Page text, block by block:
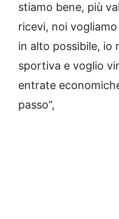
stiamo bene, più
ricevi, noi
in alto possibile, io
sportiva e voglio
entrate
passo”,